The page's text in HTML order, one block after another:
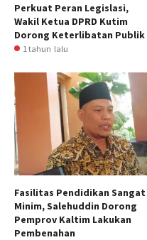
Perkuat Peran Legislasi,
Wakil Ketua DPRD Kutim
Dorong Keterlibatan Publik
1 tahun lalu
Fasilitas Pendidikan Sangat
Minim, Salehuddin Dorong
Pemprov Kaltim Lakukan
Pembenahan